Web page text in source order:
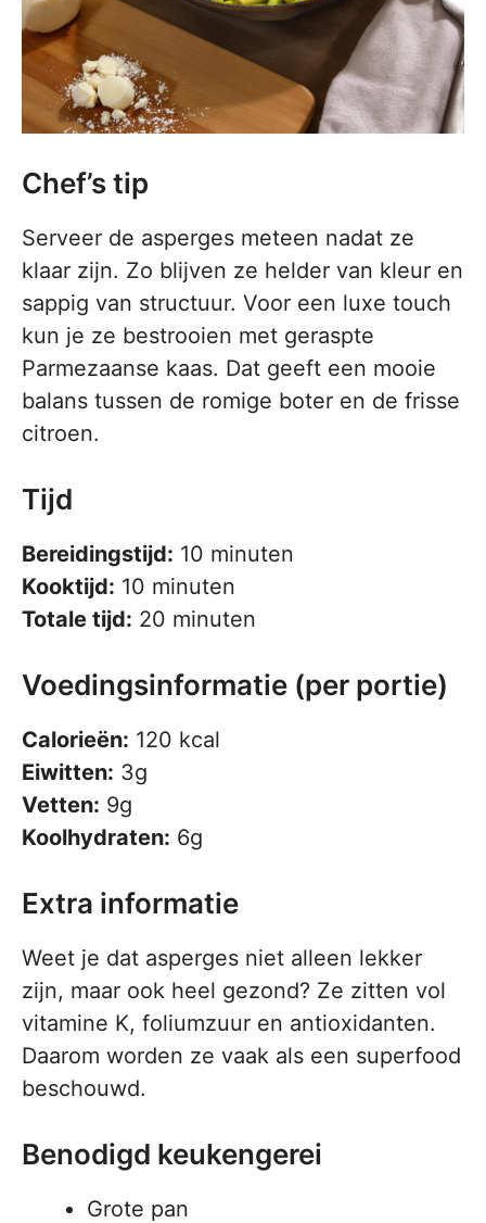
Chef’s tip
Serveer de asperges meteen nadat ze
klaar zijn. Zo blijven ze helder van kleur en
sappig van structuur. Voor een luxe touch
kun je ze bestrooien met geraspte
Parmezaanse kaas. Dat geeft een mooie
balans tussen de romige boter en de frisse
citroen.
Tijd
Bereidingstijd: 10 minuten
Kooktijd: 10 minuten
Totale tijd: 20 minuten
Voedingsinformatie (per portie)
Calorieën: 120 kcal
Eiwitten: 3g
Vetten: 9g
Koolhydraten: 6g
Extra informatie
Weet je dat asperges niet alleen lekker
zijn, maar ook heel gezond? Ze zitten vol
vitamine K, foliumzuur en antioxidanten.
Daarom worden ze vaak als een superfood
beschouwd.
Benodigd keukengerei
Grote pan